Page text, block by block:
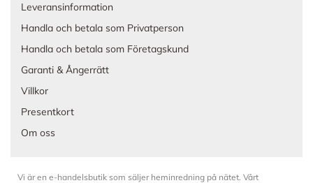
Leveransinformation
Handla och betala som Privatperson
Handla och betala som Företagskund
Garanti & Ångerrätt
Villkor
Presentkort
Om oss
Vi är en e-handelsbutik som säljer heminredning på nätet. Vårt